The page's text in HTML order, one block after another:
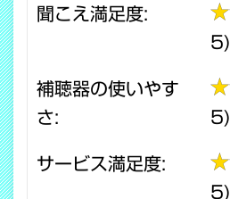
聞こえ満足度:
5)
補聴器の使いやす
さ:
5)
サービス満足度:
5)